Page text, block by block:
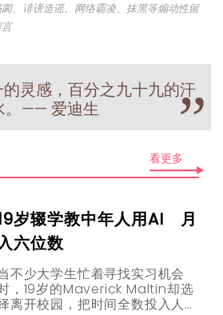
、诽谤造谣、网络霸凌、抹黑等煽动性留
灵感，百分之九十九的汗
。—— 爱迪生
”
看更多
岁辍学教中年人用AI 月
六位数
不少大学生忙着寻找实习机会
，19岁的Maverick Maltin却选
离开校园，把时间全数投入人工